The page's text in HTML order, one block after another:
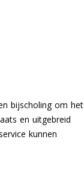
bijscholing om het
en uitgebreid
kunnen